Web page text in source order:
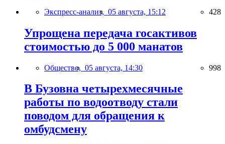
Экспресс-анализ, 05 августа, 15:12 428
Упрощена передача госактивов
стоимостью до 5 000 манатов
Общество, 05 августа, 14:30 998
В Бузовна четырехмесячные
работы по водоотводу стали
поводом для обращения к
омбудсмену